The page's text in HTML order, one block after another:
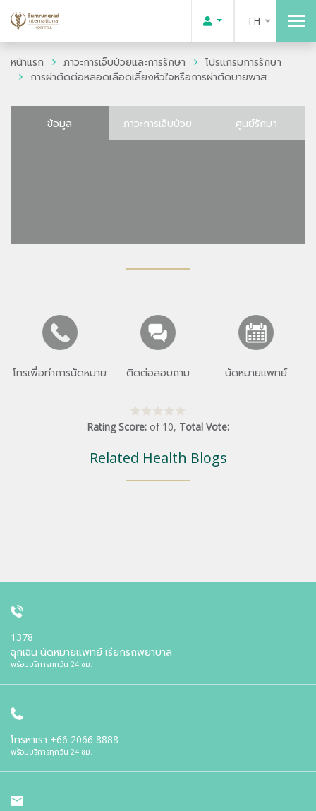
TH
หน้าแรก ภาวะการเจ็บป่วยและการรักษา
โปรแกรมการรักษา
การผ่าตัดต่อหลอดเลือดเลี้ยงหัวใจหรือการผ่าตัดบายพาส
ข้อมูล ภาวะการเจ็บป่วย ศูนย์รักษา
โทรเพื่อทำการนัดหมาย ติดต่อสอบถาม นัดหมายแพทย์
Rating Score: of 10, Total Vote:
Related Health Blogs
1378
ฉุกเฉิน นัดหมายแพทย์ เรียกรถพยาบาล
พร้อมบริการทุกวัน 24 ชม.
โทรหาเรา +66 2066 8888
พร้อมบริการทุกวัน 24 ชม.